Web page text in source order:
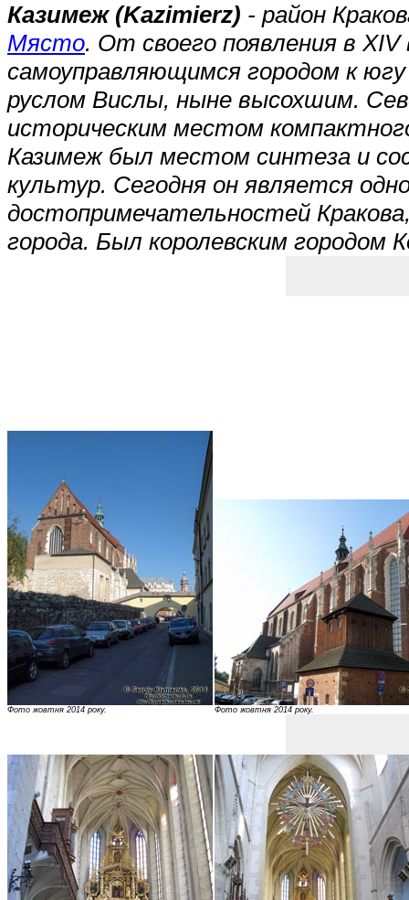
Казимеж (Kazimierz) - район
Място. От своего появления в
самоуправляющимся городом к
руслом Вислы, ныне высохшим.
историческим местом
Казимеж был местом синтеза и
культур. Сегодня он является
достопримечательностей
города. Был королевским городом
Фото жовтня 2014 року. Фото жовтня 2014 року.